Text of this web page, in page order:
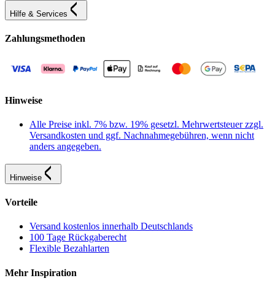
Hilfe & Services
Zahlungsmethoden
Hinweise
Alle Preise inkl. 7% bzw. 19% gesetzl. Mehrwertsteuer zzgl.
Versandkosten und ggf. Nachnahmegebühren, wenn nicht
anders angegeben.
Hinweise
Vorteile
Versand kostenlos innerhalb Deutschlands
100 Tage Rückgaberecht
Flexible Bezahlarten
Mehr Inspiration